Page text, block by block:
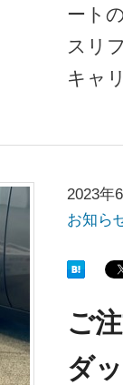
ート
スリ
キャ
2023年
お知ら
ご
ダ